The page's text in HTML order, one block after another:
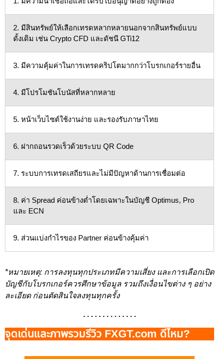
2. มีสินทรัพย์ให้เลือกเทรดหลากหลายนอกจากสินทรัพย์แบบ
ดั้งเดิม เช่น Crypto CFD และดัชนี GTi12
3. มีความคุ้มค่าในการเทรดคริปโตมากกว่าโบรกเกอร์รายอื่น
4. มีโปรโมชันโบนัสที่หลากหลาย
5. หน้าเว็บไซต์ใช้งานง่าย และรองรับภาษาไทย
6. ฝากถอนรวดเร็วด้วยระบบ QR Code
7. ระบบการเทรดเสถียรและไม่มีปัญหาด้านการเชื่อมต่อ
8. ค่า Spread ค่อนข้างต่ำโดยเฉพาะในบัญชี Optimus, Pro
และ ECN
9. ส่วนแบ่งกำไรของ Partner ค่อนข้างคุ้มค่า
*หมายเหตุ: การลงทุนทุกประเภทมีความเสี่ยง และการเลือกเปิด
บัญชีกับโบรกเกอร์ควรศึกษาข้อมูล รวมถึงเงื่อนไขต่าง ๆ อย่าง
ละเอียด ก่อนตัดสินใจลงทุนทุกครั้ง
. . . . . . . . . . . . . .
จุดเด่นและภาพรวมรีวิว FXGT.com ดีไหม?